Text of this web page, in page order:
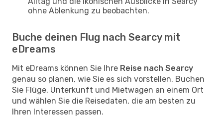
ohne Ablenkung zu beobachten.
Buche deinen Flug nach Searcy mit
eDreams
Mit eDreams können Sie Ihre Reise nach Searcy
genau so planen, wie Sie es sich vorstellen. Buchen
Sie Flüge, Unterkunft und Mietwagen an einem Ort
und wählen Sie die Reisedaten, die am besten zu
Ihren Interessen passen.